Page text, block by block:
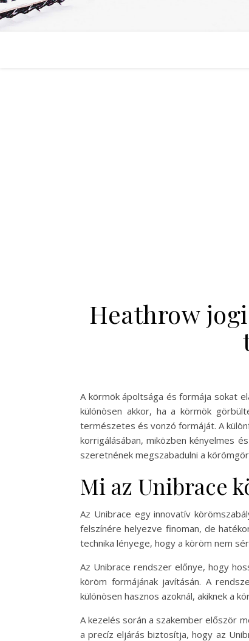
Heathrow
A körmök ápoltsága és formája sokat
különösen akkor, ha a körmök
természetes és vonzó formáját. A
korrigálásában, miközben kényelmes
szeretnének megszabadulni a
Mi az Unibrace
Az Unibrace egy innovatív
felszínére helyezve finoman, de
technika lényege, hogy a köröm nem
Az Unibrace rendszer előnye, hogy
köröm formájának javításán. A
különösen hasznos azoknál, akiknek a
A kezelés során a szakember először
a precíz eljárás biztosítja, hogy az